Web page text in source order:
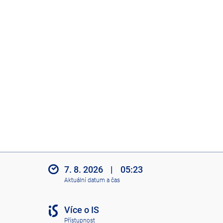
7. 8. 2026 | 05:23
Aktuální datum a čas
Více o IS
Přístupnost